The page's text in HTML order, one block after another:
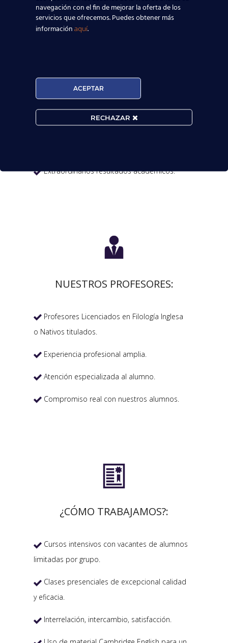
Horarios Flexibles.
Extraordinarios resultados académicos.

NUESTROS PROFESORES:
 Profesores Licenciados en Filología Inglesa
o Nativos titulados.
 Experiencia profesional amplia.
 Atención especializada al alumno.
 Compromiso real con nuestros alumnos.

¿CÓMO TRABAJAMOS?:
 Cursos intensivos con vacantes de alumnos
limitadas por grupo.
 Clases presenciales de excepcional calidad
y eficacia.
 Interrelación, intercambio, satisfacción.
navegación con el fin de mejorar la oferta de los
servicios que ofrecemos. Puedes obtener más
información aquí.
ACEPTAR
RECHAZAR